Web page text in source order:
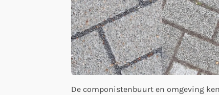
De componistenbuurt en omgeving